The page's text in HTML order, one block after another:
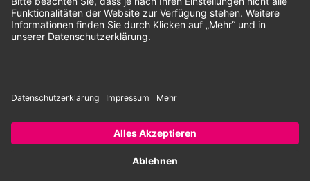
Unsere Zahlungsarten:
Rechnung SEPA-Lastschrift Vorkasse